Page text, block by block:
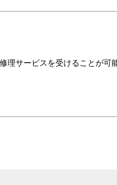
サービスを受けることが可